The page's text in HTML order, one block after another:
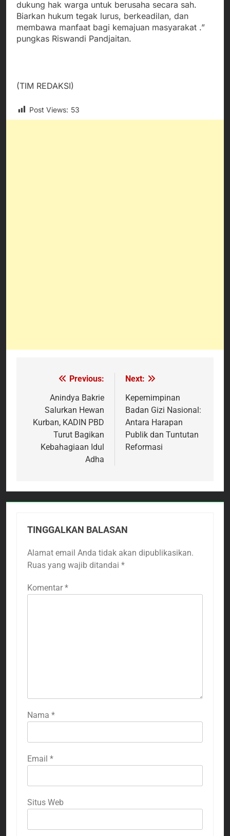
dukung hak warga untuk berusaha secara sah.
Biarkan hukum tegak lurus, berkeadilan, dan
membawa manfaat bagi kemajuan masyarakat .”
pungkas Riswandi Pandjaitan.
(TIM REDAKSI)
Post Views: 53
NavigasiPrevious:
Anindya Bakrie
Salurkan Hewan
Kurban, KADIN PBD
Turut Bagikan
Kebahagiaan Idul
Adha
Next:
Kepemimpinan
Badan Gizi Nasional:
Antara Harapan
Publik dan Tuntutan
Reformasi
TINGGALKAN BALASAN
Alamat email Anda tidak akan dipublikasikan.
Ruas yang wajib ditandai *
Komentar *
Nama *
Email *
Situs Web